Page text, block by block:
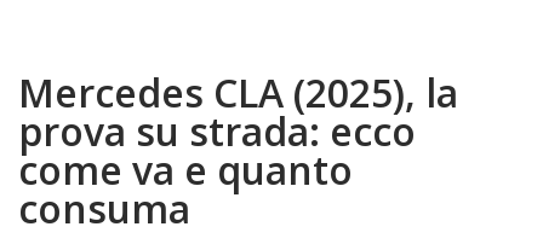
Mercedes CLA (2025), la
prova su strada: ecco
come va e quanto
consuma